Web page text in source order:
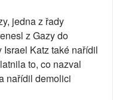
jedna z řady
z Gazy do
Katz také nařídil
to, co nazval
nařídil demolici